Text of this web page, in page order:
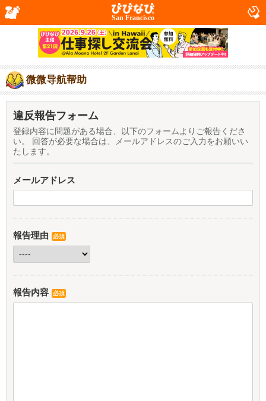
San Francisco
微微导航帮助
違反報告フォーム
登録内容に問題がある場合、以下のフォームよりご報告くださ
い。 回答が必要な場合は、メールアドレスのご入力をお願いい
たします。
メールアドレス
報告理由 必須
報告内容 必須